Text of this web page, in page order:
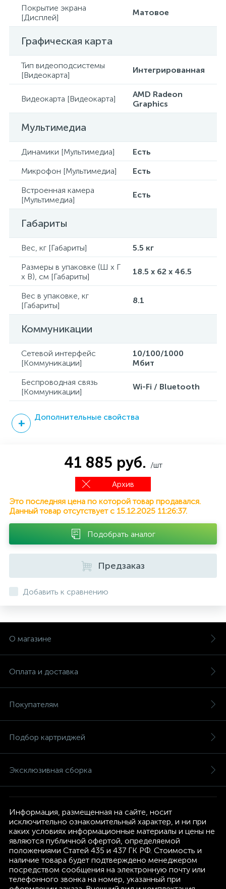
Покрытие экрана
[Дисплей]
Матовое
Графическая карта
Тип видеоподсистемы
[Видеокарта]
Интегрированная
Видеокарта [Видеокарта]
AMD Radeon
Graphics
Мультимедиа
Динамики [Мультимедиа]
Есть
Микрофон [Мультимедиа]
Есть
Встроенная камера
[Мультимедиа]
Есть
Габариты
Вес, кг [Габариты]
5.5 кг
Размеры в упаковке (Ш x Г
x В), см [Габариты]
18.5 x 62 x 46.5
Вес в упаковке, кг
[Габариты]
8.1
Коммуникации
Сетевой интерфейс
[Коммуникации]
10/100/1000
Mбит
Беспроводная связь
[Коммуникации]
Wi-Fi / Bluetooth
Дополнительные свойства
41 885 руб. /шт
Архив
Это последняя цена по которой товар продавался.
Данный товар отсутствует с 15.12.2025 11:26:37.
Подобрать аналог
Предзаказ
Добавить к сравнению
О магазине
Оплата и доставка
Покупателям
Подбор картриджей
Эксклюзивная сборка
Информация, размещенная на сайте, носит
исключительно ознакомительный характер, и ни при
каких условиях информационные материалы и цены не
являются публичной офертой, определяемой
положениями Статей 435 и 437 ГК РФ. Стоимость и
наличие товара будет подтверждено менеджером
посредством сообщения на электронную почту или
телефонного звонка на номер, указанный при